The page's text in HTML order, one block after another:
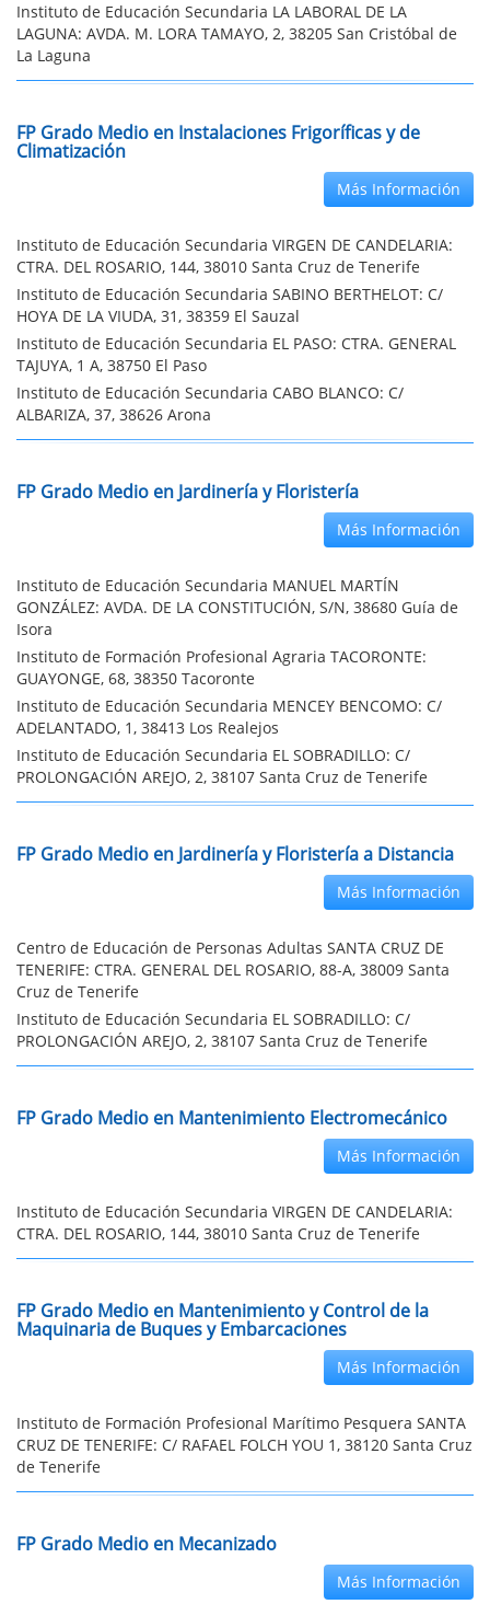
Instituto de Educación Secundaria LA LABORAL DE LA
LAGUNA: AVDA. M. LORA TAMAYO, 2, 38205 San Cristóbal de
La Laguna
FP Grado Medio en Instalaciones Frigoríficas y de
Climatización
Más Información
Instituto de Educación Secundaria VIRGEN DE CANDELARIA:
CTRA. DEL ROSARIO, 144, 38010 Santa Cruz de Tenerife
Instituto de Educación Secundaria SABINO BERTHELOT: C/
HOYA DE LA VIUDA, 31, 38359 El Sauzal
Instituto de Educación Secundaria EL PASO: CTRA. GENERAL
TAJUYA, 1 A, 38750 El Paso
Instituto de Educación Secundaria CABO BLANCO: C/
ALBARIZA, 37, 38626 Arona
FP Grado Medio en Jardinería y Floristería
Más Información
Instituto de Educación Secundaria MANUEL MARTÍN
GONZÁLEZ: AVDA. DE LA CONSTITUCIÓN, S/N, 38680 Guía de
Isora
Instituto de Formación Profesional Agraria TACORONTE:
GUAYONGE, 68, 38350 Tacoronte
Instituto de Educación Secundaria MENCEY BENCOMO: C/
ADELANTADO, 1, 38413 Los Realejos
Instituto de Educación Secundaria EL SOBRADILLO: C/
PROLONGACIÓN AREJO, 2, 38107 Santa Cruz de Tenerife
FP Grado Medio en Jardinería y Floristería a Distancia
Más Información
Centro de Educación de Personas Adultas SANTA CRUZ DE
TENERIFE: CTRA. GENERAL DEL ROSARIO, 88-A, 38009 Santa
Cruz de Tenerife
Instituto de Educación Secundaria EL SOBRADILLO: C/
PROLONGACIÓN AREJO, 2, 38107 Santa Cruz de Tenerife
FP Grado Medio en Mantenimiento Electromecánico
Más Información
Instituto de Educación Secundaria VIRGEN DE CANDELARIA:
CTRA. DEL ROSARIO, 144, 38010 Santa Cruz de Tenerife
FP Grado Medio en Mantenimiento y Control de la
Maquinaria de Buques y Embarcaciones
Más Información
Instituto de Formación Profesional Marítimo Pesquera SANTA
CRUZ DE TENERIFE: C/ RAFAEL FOLCH YOU 1, 38120 Santa Cruz
de Tenerife
FP Grado Medio en Mecanizado
Más Información